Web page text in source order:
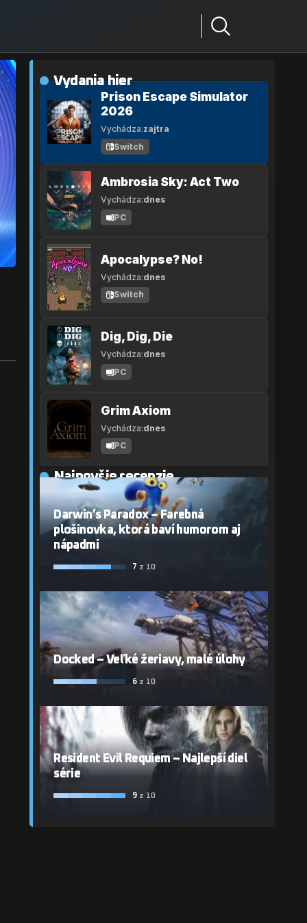
Vydania hier
Prison Escape Simulator
2026
Vychádza:zajtra
Switch
Ambrosia Sky: Act Two
Vychádza:dnes
PC
Apocalypse? No!
Vychádza:dnes
Switch
Dig, Dig, Die
Vychádza:dnes
PC
Grim Axiom
Vychádza:dnes
PC
Najnovšie recenzie
Darwin’s Paradox – Farebná
plošinovka, ktorá baví humorom aj
nápadmi
7 z 10
Docked – Veľké žeriavy, malé úlohy
6 z 10
Resident Evil Requiem – Najlepší diel
série
9 z 10